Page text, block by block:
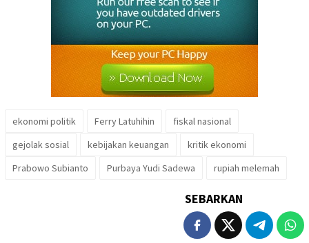
ekonomi politik Ferry Latuhihin
fiskal nasional
gejolak sosial
kebijakan keuangan
kritik ekonomi
Prabowo Subianto
Purbaya Yudi Sadewa rupiah melemah
SEBARKAN